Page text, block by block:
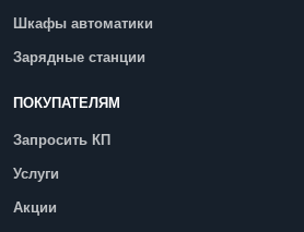
Шкафы автоматики
Зарядные станции
ПОКУПАТЕЛЯМ
Запросить КП
Услуги
Акции